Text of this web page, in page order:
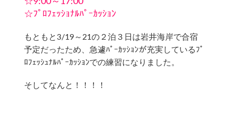
☆ﾌﾟﾛﾌｪｯｼｮﾅﾙﾊﾟｰｶｯｼｮﾝ
もともと3/19～21の２泊３日は岩井海岸で合宿
予定だったため、急遽ﾊﾟｰｶｯｼｮﾝが充実しているﾌﾟ
ﾛﾌｪｯｼｭﾅﾙﾊﾟｰｶｯｼｮﾝでの練習になりました。
そしてなんと！！！！